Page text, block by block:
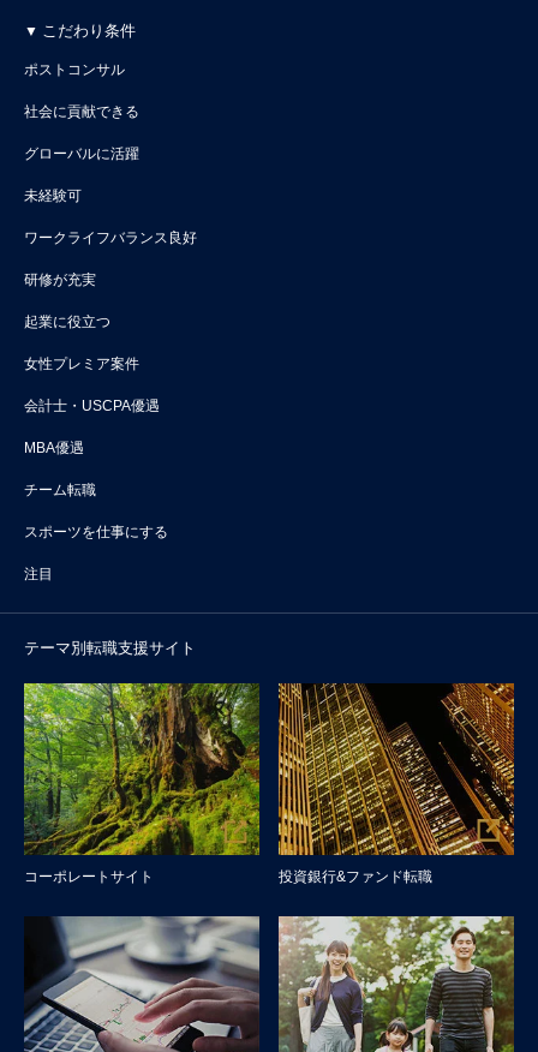
こだわり条件
ポストコンサル
社会に貢献できる
グローバルに活躍
未経験可
ワークライフバランス良好
研修が充実
起業に役立つ
女性プレミア案件
会計士・USCPA優遇
MBA優遇
チーム転職
スポーツを仕事にする
注目
テーマ別転職支援サイト
コーポレートサイト 投資銀行&ファンド転職